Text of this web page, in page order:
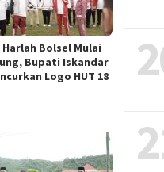
Bolsel Mulai
Bupati Iskandar
Logo HUT 18